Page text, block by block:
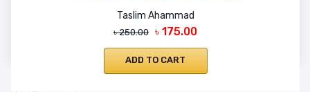
Taslim Ahammad
৳ 250.00 ৳ 175.00
ADD TO CART